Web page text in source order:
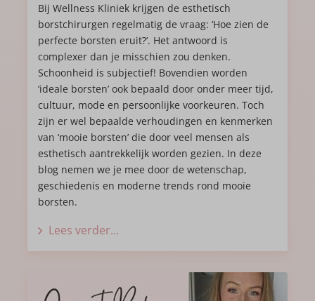
Bij Wellness Kliniek krijgen de esthetisch
borstchirurgen regelmatig de vraag: ‘Hoe zien de
perfecte borsten eruit?’. Het antwoord is
complexer dan je misschien zou denken.
Schoonheid is subjectief! Bovendien worden
‘ideale borsten’ ook bepaald door onder meer tijd,
cultuur, mode en persoonlijke voorkeuren. Toch
zijn er wel bepaalde verhoudingen en kenmerken
van ‘mooie borsten’ die door veel mensen als
esthetisch aantrekkelijk worden gezien. In deze
blog nemen we je mee door de wetenschap,
geschiedenis en moderne trends rond mooie
borsten.
Lees verder...